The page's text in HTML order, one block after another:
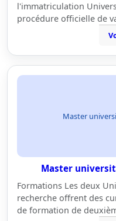
l'immatriculation
procédure officielle de
Master
Master
Formations Les deux
recherche offrent des
de formation de